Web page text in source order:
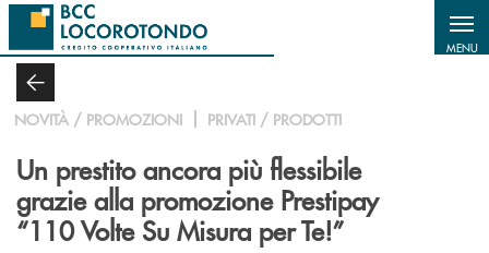
Salta al contenuto principale
MENU
NOVITÀ / PROMOZIONI PRIVATI / PRODOTTI
Un prestito ancora più flessibile
grazie alla promozione Prestipay
“110 Volte Su Misura per Te!”